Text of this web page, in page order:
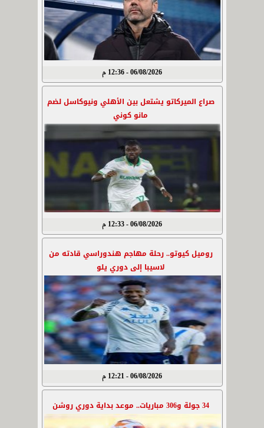
06/08/2026 - 12:36 م
صراع الميركاتو يشتعل بين الأهلي ونيوكاسل لضم
مانو كوني
06/08/2026 - 12:33 م
روميل كيوتو.. رحلة مهاجم هندوراسي قادته من
لاسيبا إلى دوري يلو
06/08/2026 - 12:21 م
34 جولة و306 مباريات.. موعد بداية دوري روشن